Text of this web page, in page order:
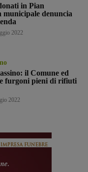
in Pian
municipale denuncia
2022
il Comune ed
furgoni pieni di rifiuti
2022